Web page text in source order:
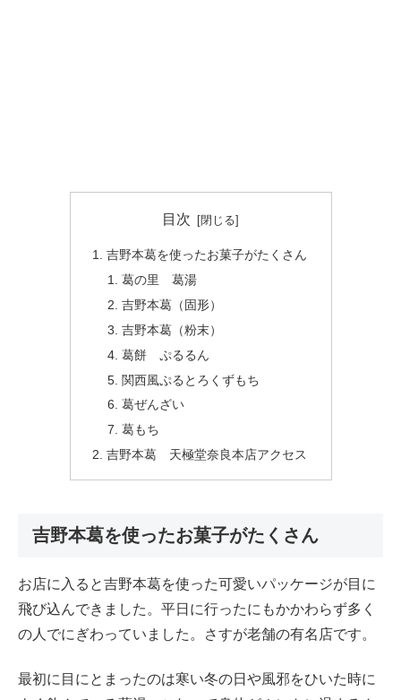
目次
吉野本葛を使ったお菓子がたくさん
葛の里 葛湯
吉野本葛（固形）
吉野本葛（粉末）
葛餅 ぷるるん
関西風ぷるとろくずもち
葛ぜんざい
葛もち
吉野本葛 天極堂奈良本店アクセス
吉野本葛を使ったお菓子がたくさん
お店に入ると吉野本葛を使った可愛いパッケージが目に
飛び込んできました。平日に行ったにもかかわらず多く
の人でにぎわっていました。さすが老舗の有名店です。
最初に目にとまったのは寒い冬の日や風邪をひいた時に